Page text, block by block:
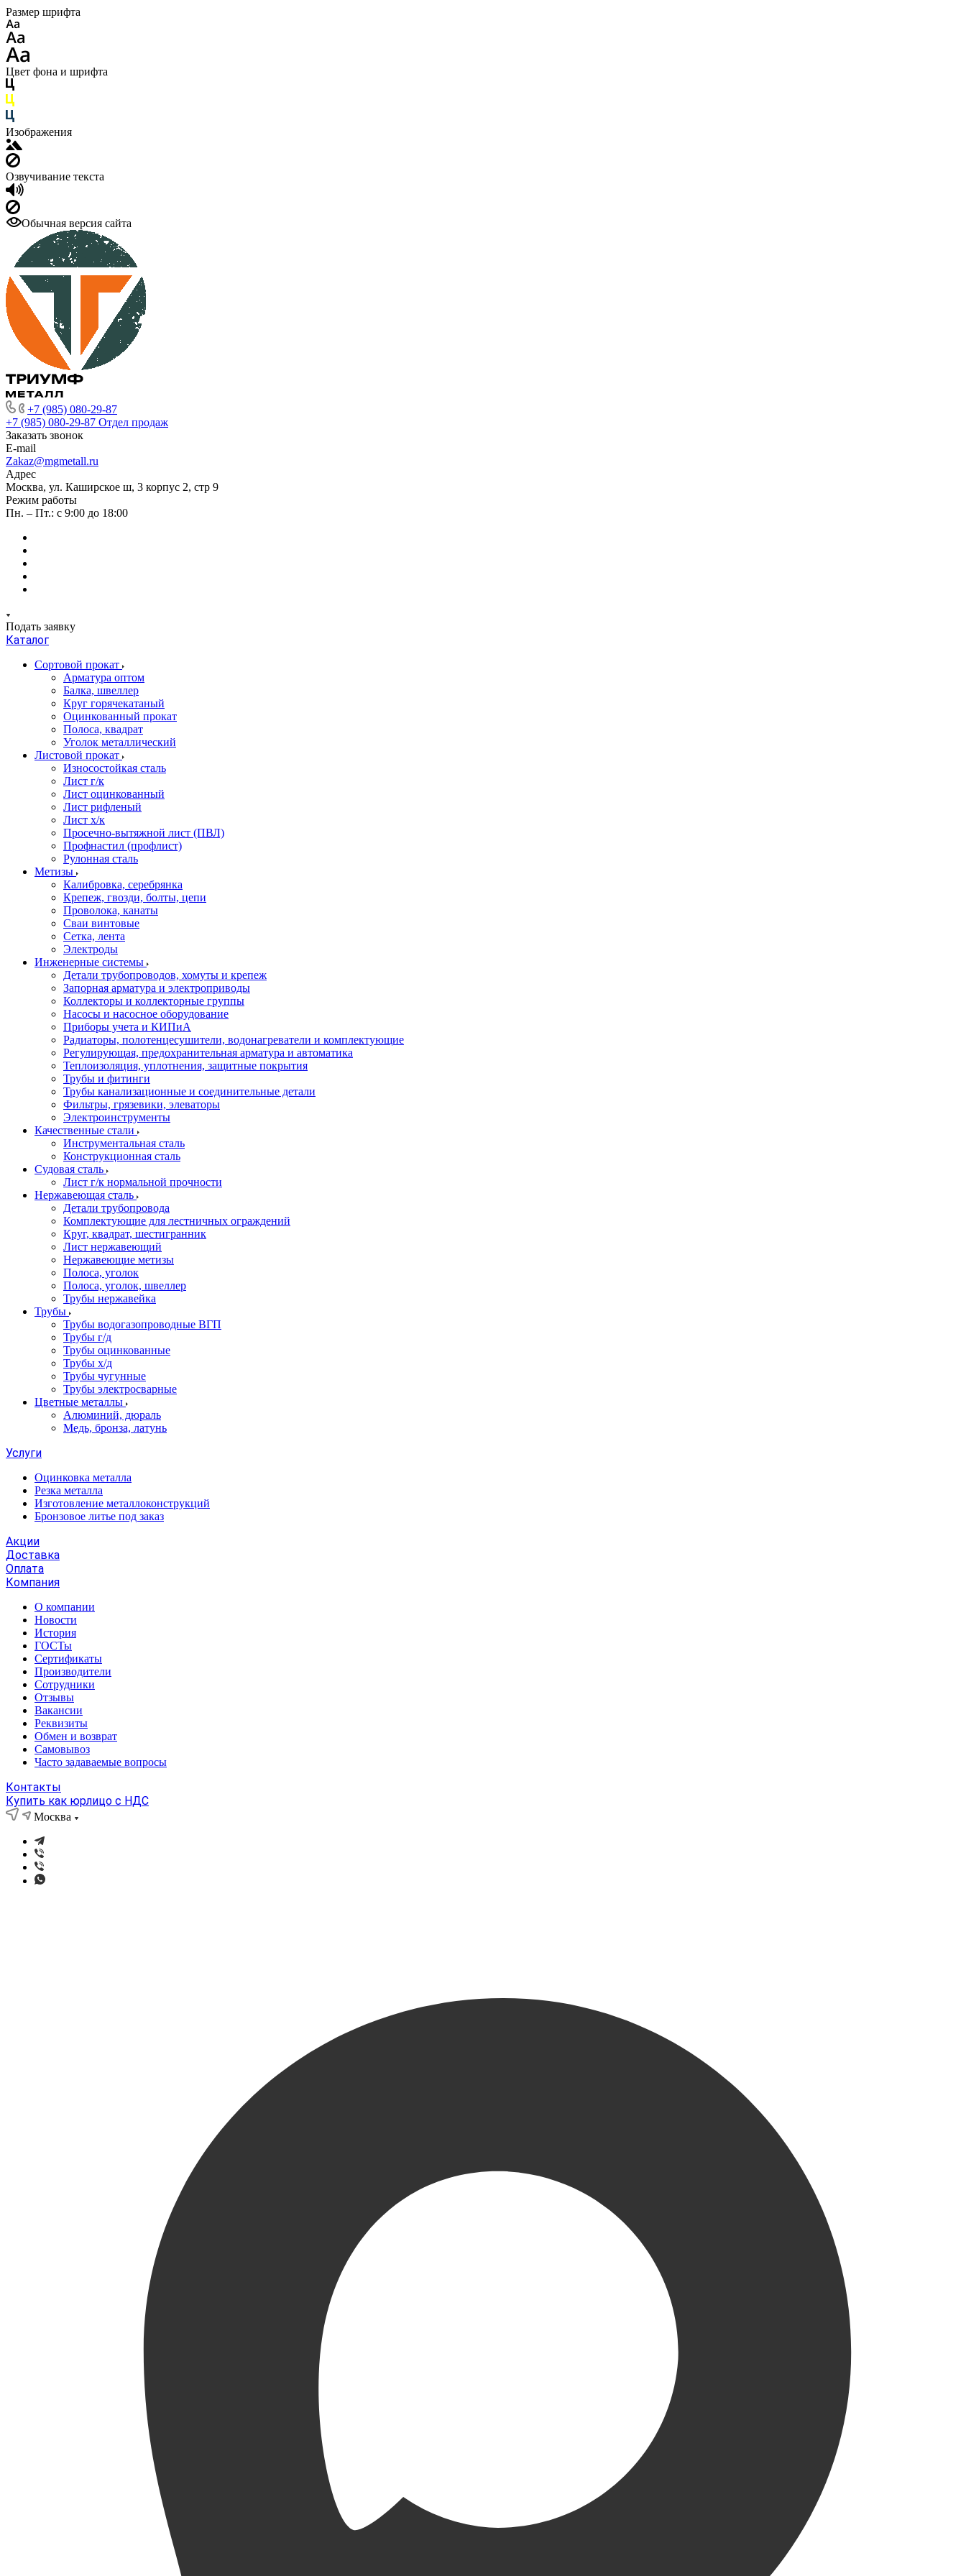
Размер шрифта
Цвет фона и шрифта
Изображения
Озвучивание текста
Обычная версия сайта
+7 (985) 080-29-87
+7 (985) 080-29-87 Отдел продаж
Заказать звонок
E-mail
Zakaz@mgmetall.ru
Адрес
Москва, ул. Каширское ш, 3 корпус 2, стр 9
Режим работы
Пн. – Пт.: с 9:00 до 18:00
Подать заявку
Каталог
Сортовой прокат
Арматура оптом
Балка, швеллер
Круг горячекатаный
Оцинкованный прокат
Полоса, квадрат
Уголок металлический
Листовой прокат
Износостойкая сталь
Лист г/к
Лист оцинкованный
Лист рифленый
Лист х/к
Просечно-вытяжной лист (ПВЛ)
Профнастил (профлист)
Рулонная сталь
Метизы
Калибровка, серебрянка
Крепеж, гвозди, болты, цепи
Проволока, канаты
Сваи винтовые
Сетка, лента
Электроды
Инженерные системы
Детали трубопроводов, хомуты и крепеж
Запорная арматура и электроприводы
Коллекторы и коллекторные группы
Насосы и насосное оборудование
Приборы учета и КИПиА
Радиаторы, полотенцесушители, водонагреватели и комплектующие
Регулирующая, предохранительная арматура и автоматика
Теплоизоляция, уплотнения, защитные покрытия
Трубы и фитинги
Трубы канализационные и соединительные детали
Фильтры, грязевики, элеваторы
Электроинструменты
Качественные стали
Инструментальная сталь
Конструкционная сталь
Судовая сталь
Лист г/к нормальной прочности
Нержавеющая сталь
Детали трубопровода
Комплектующие для лестничных ограждений
Круг, квадрат, шестигранник
Лист нержавеющий
Нержавеющие метизы
Полоса, уголок
Полоса, уголок, швеллер
Трубы нержавейка
Трубы
Трубы водогазопроводные ВГП
Трубы г/д
Трубы оцинкованные
Трубы х/д
Трубы чугунные
Трубы электросварные
Цветные металлы
Алюминий, дюраль
Медь, бронза, латунь
Услуги
Оцинковка металла
Резка металла
Изготовление металлоконструкций
Бронзовое литье под заказ
Акции
Доставка
Оплата
Компания
О компании
Новости
История
ГОСТы
Сертификаты
Производители
Сотрудники
Отзывы
Вакансии
Реквизиты
Обмен и возврат
Самовывоз
Часто задаваемые вопросы
Контакты
Купить как юрлицо с НДС
Москва